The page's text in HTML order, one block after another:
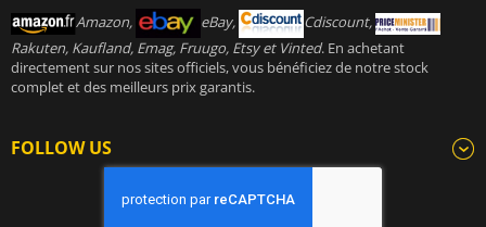
Amazon,
eBay,
Cdiscount,
Rakuten, Kaufland, Emag, Fruugo, Etsy et Vinted. En achetant
directement sur nos sites officiels, vous bénéficiez de notre stock
complet et des meilleurs prix garantis.
FOLLOW US